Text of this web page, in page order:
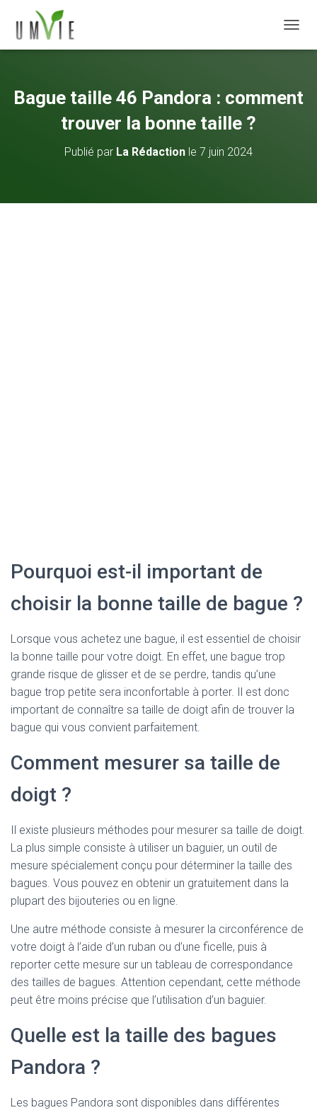
Bague taille 46 Pandora : comment
trouver la bonne taille ?
Publié par La Rédaction le 7 juin 2024
Pourquoi est-il important de
choisir la bonne taille de bague ?
Lorsque vous achetez une bague, il est essentiel de choisir
la bonne taille pour votre doigt. En effet, une bague trop
grande risque de glisser et de se perdre, tandis qu’une
bague trop petite sera inconfortable à porter. Il est donc
important de connaître sa taille de doigt afin de trouver la
bague qui vous convient parfaitement.
Comment mesurer sa taille de
doigt ?
Il existe plusieurs méthodes pour mesurer sa taille de doigt.
La plus simple consiste à utiliser un baguier, un outil de
mesure spécialement conçu pour déterminer la taille des
bagues. Vous pouvez en obtenir un gratuitement dans la
plupart des bijouteries ou en ligne.
Une autre méthode consiste à mesurer la circonférence de
votre doigt à l’aide d’un ruban ou d’une ficelle, puis à
reporter cette mesure sur un tableau de correspondance
des tailles de bagues. Attention cependant, cette méthode
peut être moins précise que l’utilisation d’un baguier.
Quelle est la taille des bagues
Pandora ?
Les bagues Pandora sont disponibles dans différentes